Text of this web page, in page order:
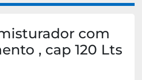
com
, cap 120 Lts